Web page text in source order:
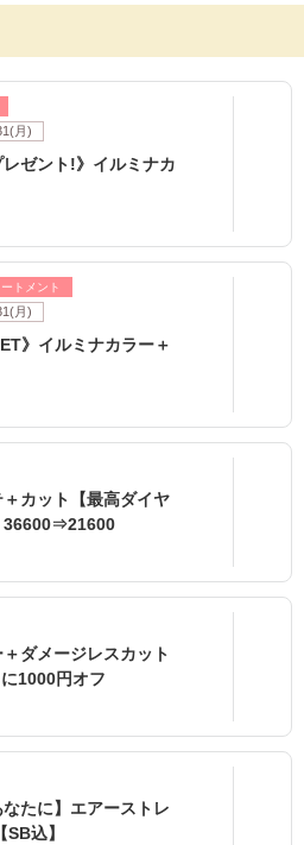
月)
レゼント!》イルミナカ
ートメント
月)
》イルミナカラー＋
カット【最高ダイヤ
36600⇒21600
ダメージレスカット
1000円オフ
なたに】エアーストレ
込】